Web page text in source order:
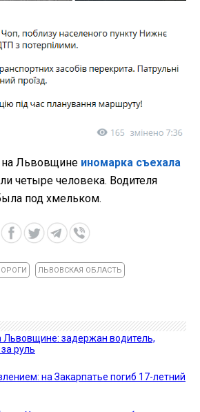
Львовщине иномарка съехала
четыре человека. Водителя
под хмельком.
ЛЬВОВСКАЯ ОБЛАСТЬ
задержан водитель,
руль
на Закарпатье погиб 17-летний